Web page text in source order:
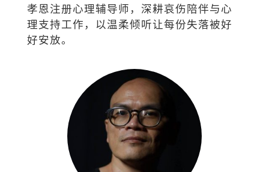
孝恩注册心理辅导师，深耕哀伤陪伴与心
理支持工作，以温柔倾听让每份失落被好
好安放。